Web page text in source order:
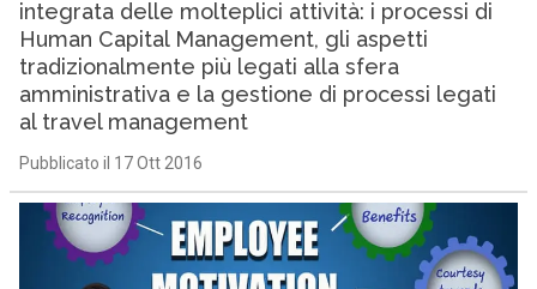
integrata delle molteplici attività: i processi di
Human Capital Management, gli aspetti
tradizionalmente più legati alla sfera
amministrativa e la gestione di processi legati
al travel management
Pubblicato il 17 Ott 2016